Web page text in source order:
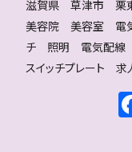
滋賀県 草津市
美容院 美容室 電
チ 照明 電気配線
スイッチプレート